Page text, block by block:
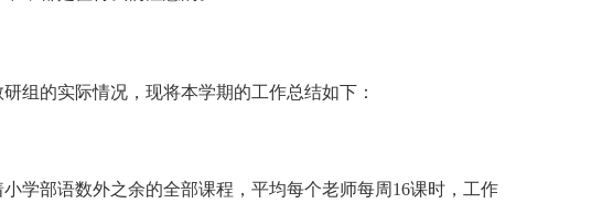
的实际情况，现将本学期的工作总结如下：
部语数外之余的全部课程，平均每个老师每周16课时，工作